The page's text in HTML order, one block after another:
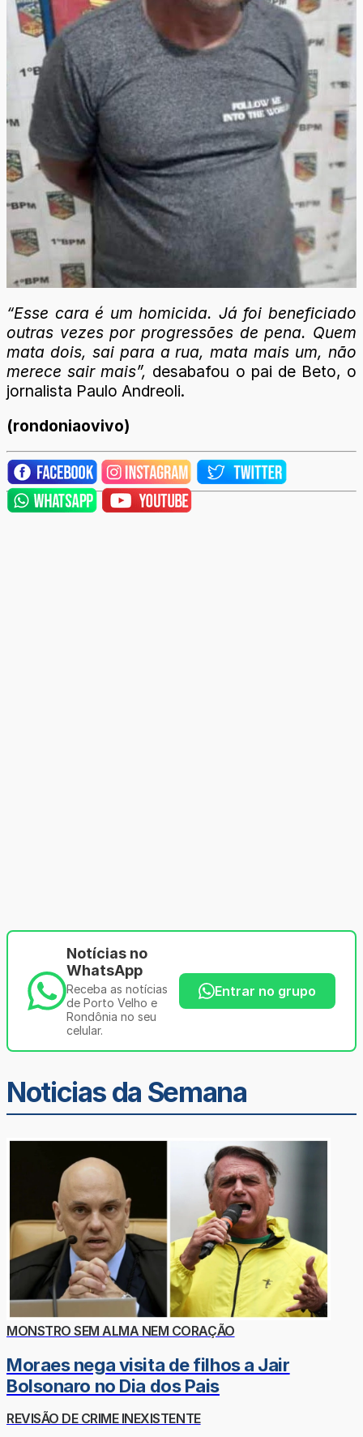
“Esse cara é um homicida. Já foi beneficiado
outras vezes por progressões de pena. Quem
mata dois, sai para a rua, mata mais um, não
merece sair mais”, desabafou o pai de Beto, o
jornalista Paulo Andreoli.
(rondoniaovivo)
Notícias no
WhatsApp
Receba as notícias
de Porto Velho e
Rondônia no seu
celular.
Entrar no grupo
Noticias da Semana
MONSTRO SEM ALMA NEM CORAÇÃO
Moraes nega visita de filhos a Jair
Bolsonaro no Dia dos Pais
REVISÃO DE CRIME INEXISTENTE